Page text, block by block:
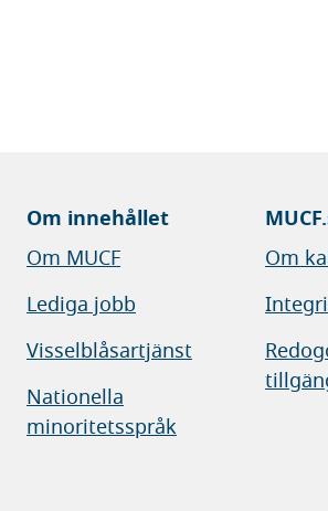
Om innehållet
Om MUCF
Lediga jobb
Visselblåsartjänst
Nationella
minoritetsspråk
Om